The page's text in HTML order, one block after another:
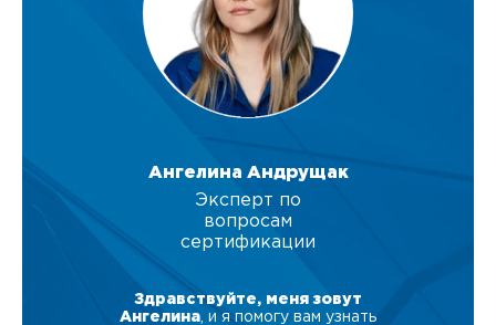
Ангелина Андрущак
Эксперт по
вопросам
сертификации
Здравствуйте, меня зовут
Ангелина , и я помогу вам узнать